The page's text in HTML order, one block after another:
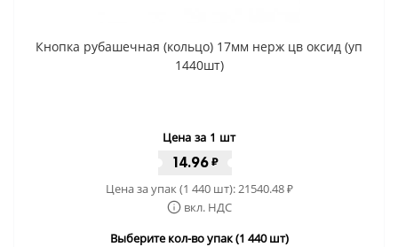
Кнопка рубашечная (кольцо) 17мм нерж цв оксид (уп
1440шт)
Цена за 1 шт
14.96 ₽
Цена за упак (1 440 шт):21540.48₽
вкл. НДС
Выберите кол-во упак (1 440 шт)